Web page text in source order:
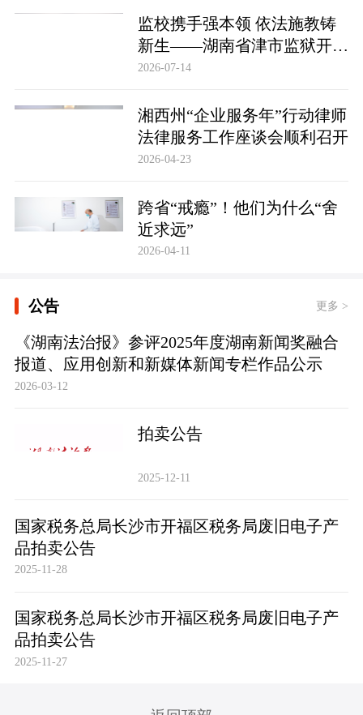
监校携手强本领 依法施教铸
新生——湖南省津市监狱开展
基层警察教育改造专项技能培
2026-07-14
湘西州“企业服务年”行动律师
法律服务工作座谈会顺利召开
2026-04-23
跨省“戒瘾”！他们为什么“舍
近求远”
2026-04-11
公告 更多 >
《湖南法治报》参评2025年度湖南新闻奖融合
报道、应用创新和新媒体新闻专栏作品公示
2026-03-12
拍卖公告
2025-12-11
国家税务总局长沙市开福区税务局废旧电子产
品拍卖公告
2025-11-28
国家税务总局长沙市开福区税务局废旧电子产
品拍卖公告
2025-11-27